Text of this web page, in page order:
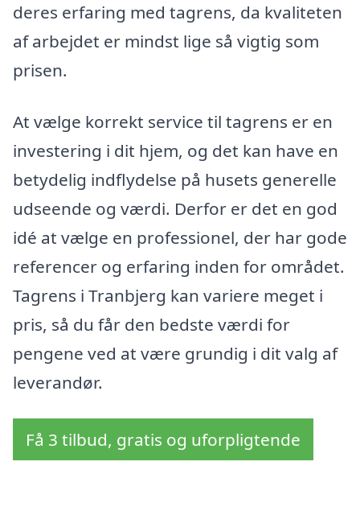
deres erfaring med tagrens, da kvaliteten
af arbejdet er mindst lige så vigtig som
prisen.
At vælge korrekt service til tagrens er en
investering i dit hjem, og det kan have en
betydelig indflydelse på husets generelle
udseende og værdi. Derfor er det en god
idé at vælge en professionel, der har gode
referencer og erfaring inden for området.
Tagrens i Tranbjerg kan variere meget i
pris, så du får den bedste værdi for
pengene ved at være grundig i dit valg af
leverandør.
Få 3 tilbud, gratis og uforpligtende